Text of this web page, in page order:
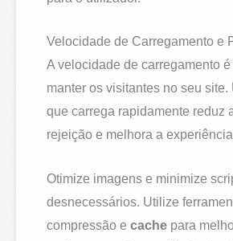
Velocidade de Carregamento e
A velocidade de carregamento
manter os visitantes no seu site.
que carrega rapidamente reduz
rejeição e melhora a
Otimize imagens e minimize
desnecessários. Utilize
compressão ecache para